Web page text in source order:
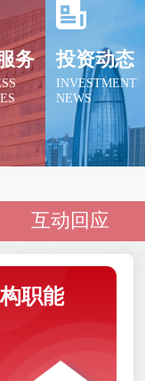
务 投资动态
INVESTMENT
NEWS
互动回应
职能